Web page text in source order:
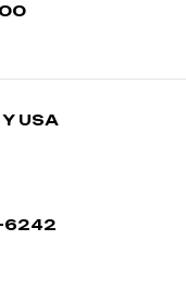
Y USA
6242